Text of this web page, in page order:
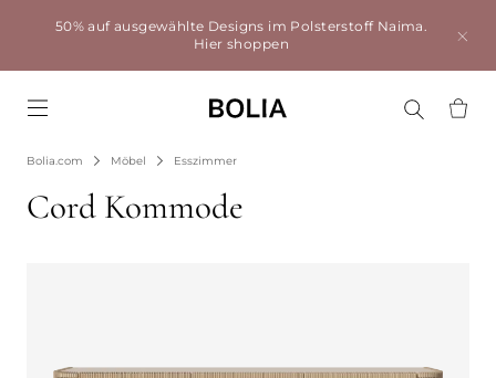
50% auf ausgewählte Designs im Polsterstoff Naima.
Hier shoppen
Bolia.com Möbel Esszimmer
Cord Kommode